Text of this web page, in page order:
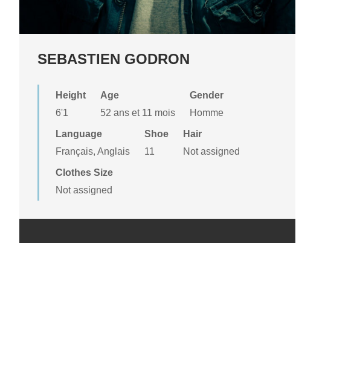
SEBASTIEN GODRON
Height
6'1
Age
52 ans et 11 mois
Gender
Homme
Language
Français, Anglais
Shoe
11
Hair
Not assigned
Clothes Size
Not assigned